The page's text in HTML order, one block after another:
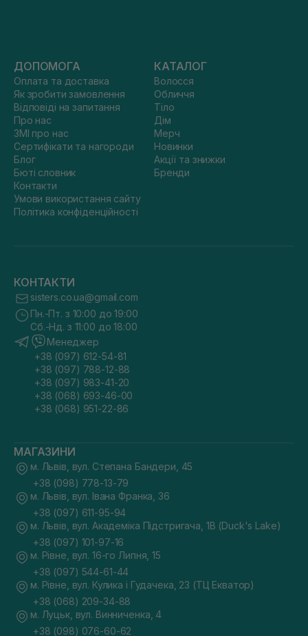
ДОПОМОГА
Оплата та доставка
Як зробити замовлення
Відповіді на запитання
Про нас
ЗМІ про нас
Сертифікати та нагороди
Блог
Бюті словник
Контакти
Умови використання сайту
Політика конфіденційності
КАТАЛОГ
Волосся
Обличчя
Тіло
Дім
Мерч
Новинки
Акції та знижки
Бренди
КОНТАКТИ
sisters.co.ua@gmail.com
Пн.-Пт. з 10:00 до 19:00
Сб.-Нд. з 11:00 до 18:00
Менеджер
+38 (097) 612-54-81
+38 (097) 788-12-88
+38 (097) 983-41-20
+38 (068) 693-46-00
+38 (068) 951-22-86
МАГАЗИНИ
м. Львів, вул. Степана Бандери, 45
+38 (098) 778-13-79
м. Львів, вул. Івана Франка, 36
+38 (097) 611-95-94
м. Львів, вул. Академіка Підстригача, 1В (Duck's Lake)
+38 (097) 101-97-16
м. Рівне, вул. 16-го Липня, 15
+38 (097) 544-61-44
м. Рівне, вул. Кулика і Гудачека, 23 (ТЦ Екватор)
+38 (068) 209-34-88
м. Луцьк, вул. Винниченка, 4
+38 (098) 076-60-62